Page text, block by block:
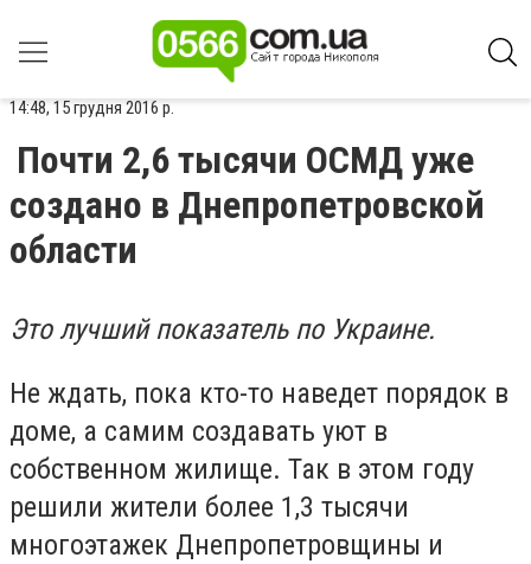
14:48, 15 грудня 2016 р.
Почти 2,6 тысячи ОСМД уже
создано в Днепропетровской
области
Это лучший показатель по Украине.
Не ждать, пока кто-то наведет порядок в
доме, а самим создавать уют в
собственном жилище. Так в этом году
решили жители более 1,3 тысячи
многоэтажек Днепропетровщины и